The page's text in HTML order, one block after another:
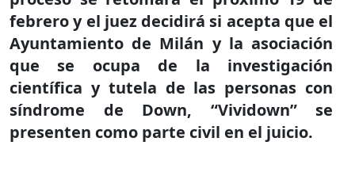
febrero y el juez decidirá si acepta que el
Ayuntamiento de Milán y la asociación
que se ocupa de la investigación
científica y tutela de las personas con
síndrome de Down, “Vividown” se
presenten como parte civil en el juicio.